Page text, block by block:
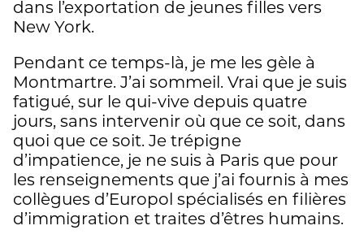
dans l’exportation de jeunes filles vers
New York.
Pendant ce temps-là, je me les gèle à
Montmartre. J’ai sommeil. Vrai que je suis
fatigué, sur le qui-vive depuis quatre
jours, sans intervenir où que ce soit, dans
quoi que ce soit. Je trépigne
d’impatience, je ne suis à Paris que pour
les renseignements que j’ai fournis à mes
collègues d’Europol spécialisés en filières
d’immigration et traites d’êtres humains.